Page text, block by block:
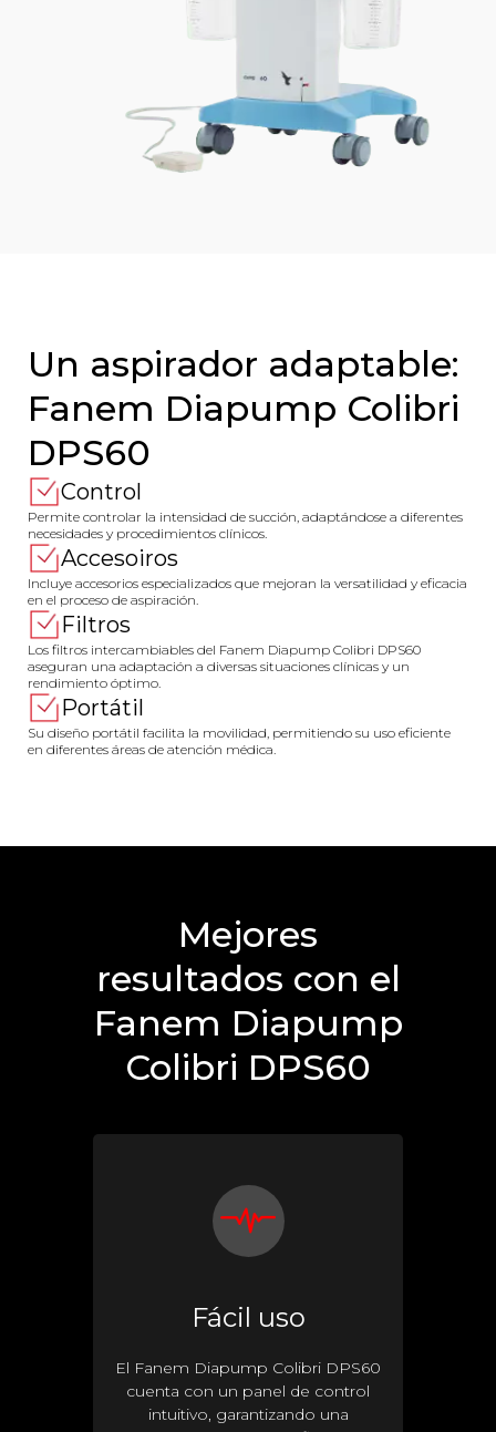
Un aspirador adaptable:
Fanem Diapump Colibri
DPS60
Control
Permite controlar la intensidad de succión, adaptándose a diferentes
necesidades y procedimientos clínicos.
Accesoiros
Incluye accesorios especializados que mejoran la versatilidad y eficacia
en el proceso de aspiración.
Filtros
Los filtros intercambiables del Fanem Diapump Colibri DPS60
aseguran una adaptación a diversas situaciones clínicas y un
rendimiento óptimo.
Portátil
Su diseño portátil facilita la movilidad, permitiendo su uso eficiente
en diferentes áreas de atención médica.
Mejores
resultados con el
Fanem Diapump
Colibri DPS60
Fácil uso
El Fanem Diapump Colibri DPS60
cuenta con un panel de control
intuitivo, garantizando una